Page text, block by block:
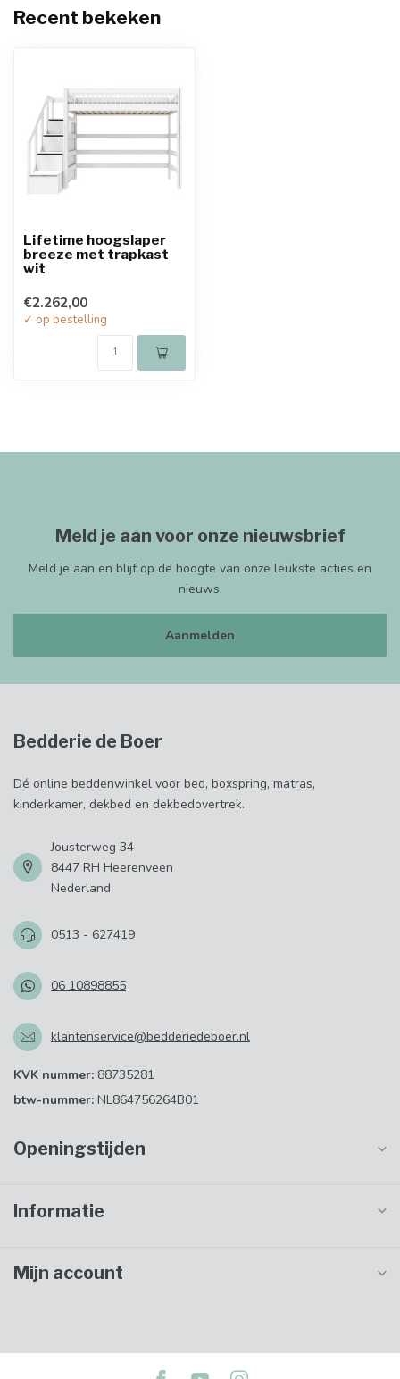
Recent bekeken
Lifetime hoogslaper
breeze met trapkast
wit
€2.262,00
✓ op bestelling
Meld je aan voor onze nieuwsbrief
Meld je aan en blijf op de hoogte van onze leukste acties en
nieuws.
Aanmelden
Bedderie de Boer
Dé online beddenwinkel voor bed, boxspring, matras,
kinderkamer, dekbed en dekbedovertrek.
Jousterweg 34
8447 RH Heerenveen
Nederland
0513 - 627419
06 10898855
klantenservice@bedderiedeboer.nl
KVK nummer: 88735281
btw-nummer: NL864756264B01
Openingstijden
Informatie
Mijn account